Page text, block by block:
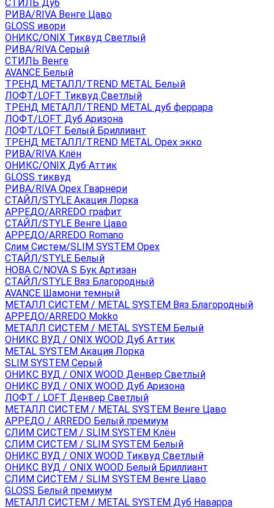
СТИЛЬ Дуб
РИВА/RIVA Венге Цаво
GLOSS ивори
ОНИКС/ONIX Тиквуд Светлый
РИВА/RIVA Серый
СТИЛЬ Венге
AVANСE Белый
ТРЕНД МЕТАЛЛ/TREND METAL Белый
ЛОФТ/LOFT Тиквуд Светлый
ТРЕНД МЕТАЛЛ/TREND METAL дуб феррара
ЛОФТ/LOFT Дуб Аризона
ЛОФТ/LOFT Белый Бриллиант
ТРЕНД МЕТАЛЛ/TREND METAL Орех экко
РИВА/RIVA Клён
ОНИКС/ONIX Дуб Аттик
GLOSS тиквуд
РИВА/RIVA Орех Гварнери
СТАЙЛ/STYLE Акация Лорка
АРРЕДО/ARREDO графит
СТАЙЛ/STYLE Венге Цаво
АРРЕДО/ARREDO Romano
Слим Систем/SLIM SYSTEM Орех
СТАЙЛ/STYLE Белый
НОВА С/NOVA S Бук Артизан
СТАЙЛ/STYLE Вяз Благородный
AVANCE Шамони темный
МЕТАЛЛ СИСТЕМ / METAL SYSTEM Вяз Благородный
АРРЕДО/ARREDO Mokko
МЕТАЛЛ СИСТЕМ / METAL SYSTEM Белый
ОНИКС ВУД / ONIX WOOD Дуб Аттик
METAL SYSTEM Акация Лорка
SLIM SYSTEM Серый
ОНИКС ВУД / ONIX WOOD Денвер Светлый
ОНИКС ВУД / ONIX WOOD Дуб Аризона
ЛОФТ / LOFT Денвер Светлый
МЕТАЛЛ СИСТЕМ / METAL SYSTEM Венге Цаво
АРРЕДО / ARREDO Белый премиум
СЛИМ СИСТЕМ / SLIM SYSTEM Клён
СЛИМ СИСТЕМ / SLIM SYSTEM Белый
ОНИКС ВУД / ONIX WOOD Тиквуд Светлый
ОНИКС ВУД / ONIX WOOD Белый Бриллиант
СЛИМ СИСТЕМ / SLIM SYSTEM Венге Цаво
GLOSS Белый премиум
МЕТАЛЛ СИСТЕМ / METAL SYSTEM Дуб Наварра